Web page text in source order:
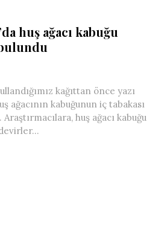
huş ağacı kabuğu
kağıttan önce yazı
ağacının kabuğunun iç tabakası
Araştırmacılara, huş ağacı kabuğu